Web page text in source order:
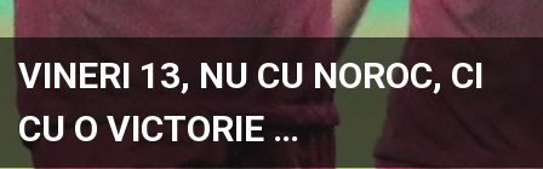
VINERI 13, NU CU NOROC, CI
CU O VICTORIE …